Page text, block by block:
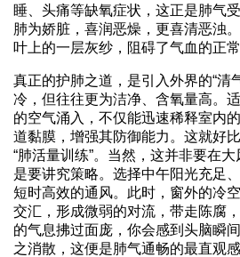
睡、头痛等缺氧症状，这正是肺气
肺为娇脏，喜润恶燥，更喜清恶浊
叶上的一层灰纱，阻碍了气血的正常
真正的护肺之道，是引入外界的“清
冷，但往往更为洁净、含氧量高。
的空气涌入，不仅能迅速稀释室内
道黏膜，增强其防御能力。这就好
“肺活量训练”。当然，这并非要在
是要讲究策略。选择中午阳光充足
短时高效的通风。此时，窗外的冷
交汇，形成微弱的对流，带走陈腐
的气息拂过面庞，你会感到头脑瞬
之消散，这便是肺气通畅的最直观感